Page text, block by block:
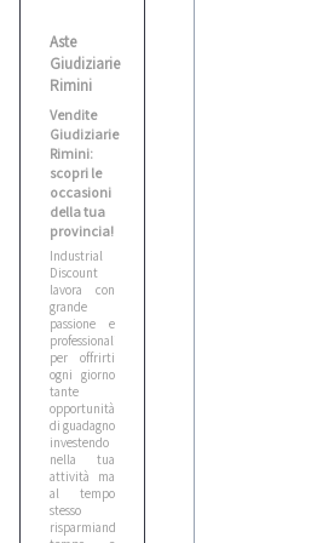
Aste
Giudiziarie
Rimini
Vendite
Giudiziarie
Rimini:
scopri le
occasioni
della tua
provincia!
Industrial
Discount
lavora con
grande
passione e
professionalità
per offrirti
ogni giorno
tante
opportunità
di guadagno
investendo
nella tua
attività ma
al tempo
stesso
risparmiando